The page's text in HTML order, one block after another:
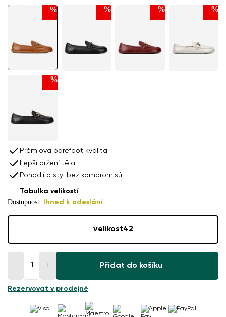
% % % %
%
Prémiová barefoot kvalita
Lepší držení těla
Pohodlí a styl bez kompromisů
Dostupnost: Ihned k odeslání
Tabulka velikostí
velikost42
− + Přidat do košíku
Rezervovat v prodejně